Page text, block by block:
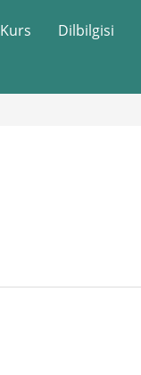
Kurs Dilbilgisi